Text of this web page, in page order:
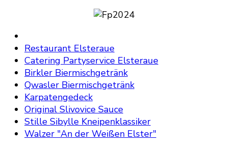
Restaurant Elsteraue
Catering Partyservice Elsteraue
Birkler Biermischgetränk
Qwasler Biermischgetränk
Karpatengedeck
Original Slivovice Sauce
Stille Sibylle Kneipenklassiker
Walzer "An der Weißen Elster"